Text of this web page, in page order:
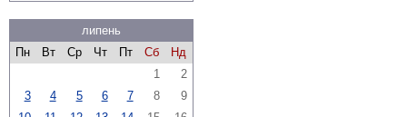
липень
Пн
Вт Ср Чт Пт Сб
Нд
1
2
3
4 5 6 7 8
9